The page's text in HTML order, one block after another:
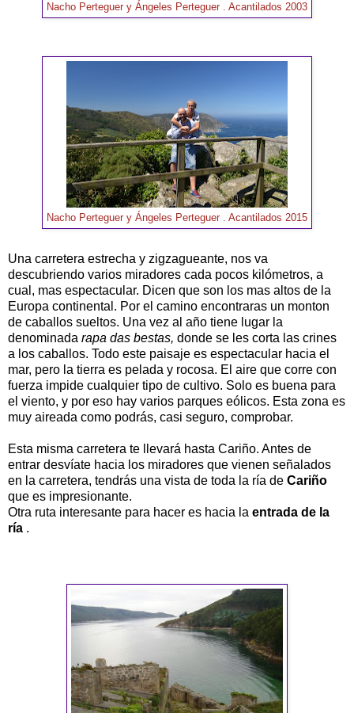
Nacho Perteguer y Ángeles Perteguer . Acantilados 2003
Nacho Perteguer y Ángeles Perteguer . Acantilados 2015
Una carretera estrecha y zigzagueante, nos va
descubriendo varios miradores cada pocos kilómetros, a
cual, mas espectacular. Dicen que son los mas altos de la
Europa continental. Por el camino encontraras un monton
de caballos sueltos. Una vez al año tiene lugar la
denominada rapa das bestas, donde se les corta las crines
a los caballos. Todo este paisaje es espectacular hacia el
mar, pero la tierra es pelada y rocosa. El aire que corre con
fuerza impide cualquier tipo de cultivo. Solo es buena para
el viento, y por eso hay varios parques eólicos. Esta zona es
muy aireada como podrás, casi seguro, comprobar.
Esta misma carretera te llevará hasta Cariño. Antes de
entrar desvíate hacia los miradores que vienen señalados
en la carretera, tendrás una vista de toda la ría de Cariño
que es impresionante.
Otra ruta interesante para hacer es hacia la entrada de la
ría .